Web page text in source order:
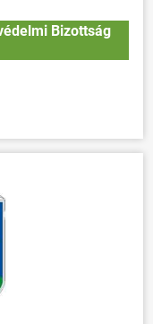
Bizottság